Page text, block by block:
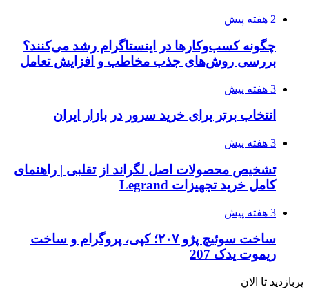
2 هفته پیش
چگونه کسب‌وکارها در اینستاگرام رشد می‌کنند؟
بررسی روش‌های جذب مخاطب و افزایش تعامل
3 هفته پیش
انتخاب برتر برای خرید سرور در بازار ایران
3 هفته پیش
تشخیص محصولات اصل لگراند از تقلبی | راهنمای
کامل خرید تجهیزات Legrand
3 هفته پیش
ساخت سوئیچ پژو ۲۰۷؛ کپی، پروگرام و ساخت
ریموت یدک 207
پربازدید تا الان